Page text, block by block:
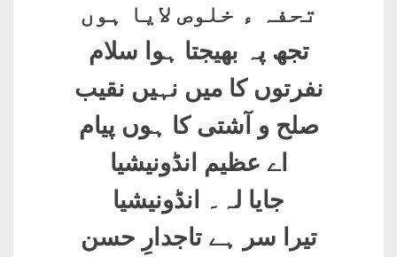
تحفہ ء خلوص لایا ہوں
تجھ پہ بھیجتا ہوا سلام
نفرتوں کا میں نہیں نقیب
صلح و آشتی کا ہوں پیام
اے عظیم انڈونیشیا
جایا لہ۔ انڈونیشیا
تیرا سر ہے تاجدارِ حسن